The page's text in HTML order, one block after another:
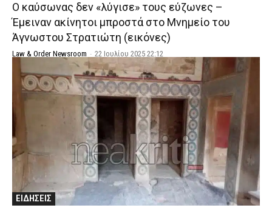
Ο καύσωνας δεν «λύγισε» τους εύζωνες –
Έμειναν ακίνητοι μπροστά στο Μνημείο του
Άγνωστου Στρατιώτη (εικόνες)
Law & Order Newsroom - 22 Ιουλίου 2025 22:12
ΕΙΔΗΣΕΙΣ